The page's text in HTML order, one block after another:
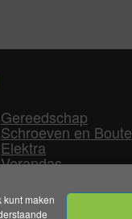
maken
Gereedschap
Schroeven en
Elektra
Verandas
Overige